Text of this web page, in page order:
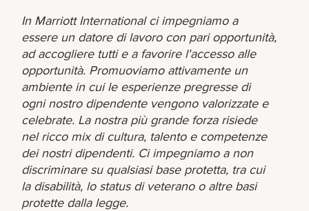
In Marriott International ci impegniamo a
essere un datore di lavoro con pari opportunità,
ad accogliere tutti e a favorire l'accesso alle
opportunità. Promuoviamo attivamente un
ambiente in cui le esperienze pregresse di
ogni nostro dipendente vengono valorizzate e
celebrate. La nostra più grande forza risiede
nel ricco mix di cultura, talento e competenze
dei nostri dipendenti. Ci impegniamo a non
discriminare su qualsiasi base protetta, tra cui
la disabilità, lo status di veterano o altre basi
protette dalla legge.